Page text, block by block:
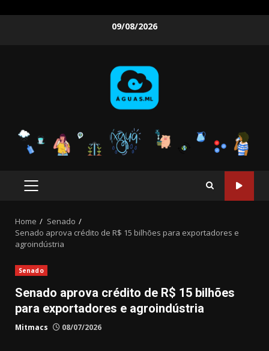
09/08/2026
PRIMARY
Home
Senado
Senado aprova crédito de R$ 15 bilhões para exportadores e
agroindústria
Senado
Senado aprova crédito de R$ 15 bilhões
para exportadores e agroindústria
Mitmacs 08/07/2026